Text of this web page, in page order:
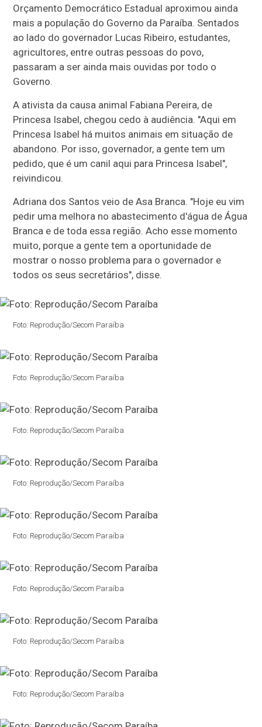
Orçamento Democrático Estadual aproximou ainda
mais a população do Governo da Paraíba. Sentados
ao lado do governador Lucas Ribeiro, estudantes,
agricultores, entre outras pessoas do povo,
passaram a ser ainda mais ouvidas por todo o
Governo.
A ativista da causa animal Fabiana Pereira, de
Princesa Isabel, chegou cedo à audiência. "Aqui em
Princesa Isabel há muitos animais em situação de
abandono. Por isso, governador, a gente tem um
pedido, que é um canil aqui para Princesa Isabel",
reivindicou.
Adriana dos Santos veio de Asa Branca. "Hoje eu vim
pedir uma melhora no abastecimento d'água de Água
Branca e de toda essa região. Acho esse momento
muito, porque a gente tem a oportunidade de
mostrar o nosso problema para o governador e
todos os seus secretários", disse.
Foto: Reprodução/Secom Paraíba
Foto: Reprodução/Secom Paraíba
Foto: Reprodução/Secom Paraíba
Foto: Reprodução/Secom Paraíba
Foto: Reprodução/Secom Paraíba
Foto: Reprodução/Secom Paraíba
Foto: Reprodução/Secom Paraíba
Foto: Reprodução/Secom Paraíba